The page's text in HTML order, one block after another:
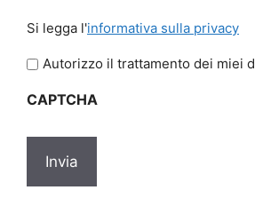
legga
l'informativa
privacy
Si legga l'informativa sulla privacy
Autorizzo il trattamento dei miei
CAPTCHA